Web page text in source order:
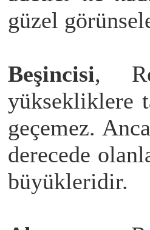
güzel
Beşincisi,
yüksekliklere
geçemez.
derecede
büyükleridir.